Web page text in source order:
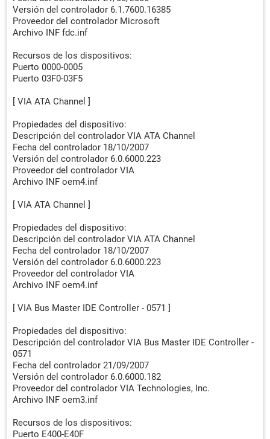
Versión del controlador 6.1.7600.16385
Proveedor del controlador Microsoft
Archivo INF fdc.inf
Recursos de los dispositivos:
Puerto 0000-0005
Puerto 03F0-03F5
[ VIA ATA Channel ]
Propiedades del dispositivo:
Descripción del controlador VIA ATA Channel
Fecha del controlador 18/10/2007
Versión del controlador 6.0.6000.223
Proveedor del controlador VIA
Archivo INF oem4.inf
[ VIA ATA Channel ]
Propiedades del dispositivo:
Descripción del controlador VIA ATA Channel
Fecha del controlador 18/10/2007
Versión del controlador 6.0.6000.223
Proveedor del controlador VIA
Archivo INF oem4.inf
[ VIA Bus Master IDE Controller - 0571 ]
Propiedades del dispositivo:
Descripción del controlador VIA Bus Master IDE Controller -
0571
Fecha del controlador 21/09/2007
Versión del controlador 6.0.6000.182
Proveedor del controlador VIA Technologies, Inc.
Archivo INF oem3.inf
Recursos de los dispositivos:
Puerto E400-E40F